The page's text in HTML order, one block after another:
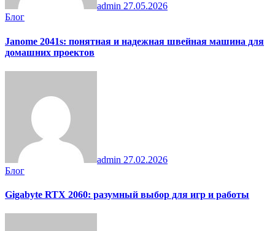
admin 27.05.2026
Блог
Janome 2041s: понятная и надежная швейная машина для
домашних проектов
admin 27.02.2026
Блог
Gigabyte RTX 2060: разумный выбор для игр и работы